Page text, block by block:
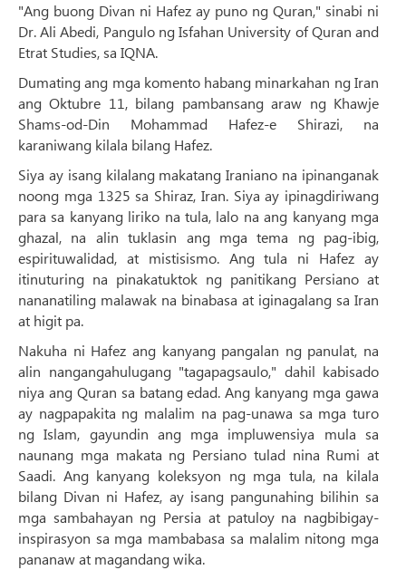
"Ang buong Divan ni Hafez ay puno ng Quran," sinabi ni
Dr. Ali Abedi, Pangulo ng Isfahan University of Quran and
Etrat Studies, sa IQNA.
Dumating ang mga komento habang minarkahan ng Iran
ang Oktubre 11, bilang pambansang araw ng Khawje
Shams-od-Din Mohammad Hafez-e Shirazi, na
karaniwang kilala bilang Hafez.
Siya ay isang kilalang makatang Iraniano na ipinanganak
noong mga 1325 sa Shiraz, Iran. Siya ay ipinagdiriwang
para sa kanyang liriko na tula, lalo na ang kanyang mga
ghazal, na alin tuklasin ang mga tema ng pag-ibig,
espirituwalidad, at mistisismo. Ang tula ni Hafez ay
itinuturing na pinakatuktok ng panitikang Persiano at
nananatiling malawak na binabasa at iginagalang sa Iran
at higit pa.
Nakuha ni Hafez ang kanyang pangalan ng panulat, na
alin nangangahulugang "tagapagsaulo," dahil kabisado
niya ang Quran sa batang edad. Ang kanyang mga gawa
ay nagpapakita ng malalim na pag-unawa sa mga turo
ng Islam, gayundin ang mga impluwensiya mula sa
naunang mga makata ng Persiano tulad nina Rumi at
Saadi. Ang kanyang koleksyon ng mga tula, na kilala
bilang Divan ni Hafez, ay isang pangunahing bilihin sa
mga sambahayan ng Persia at patuloy na nagbibigay-
inspirasyon sa mga mambabasa sa malalim nitong mga
pananaw at magandang wika.